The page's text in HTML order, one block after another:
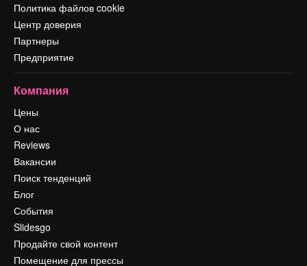
Политика файлов cookie
Центр доверия
Партнеры
Предприятие
Компания
Цены
О нас
Reviews
Вакансии
Поиск тенденций
Блог
События
Slidesgo
Продайте свой контент
Помещение для прессы